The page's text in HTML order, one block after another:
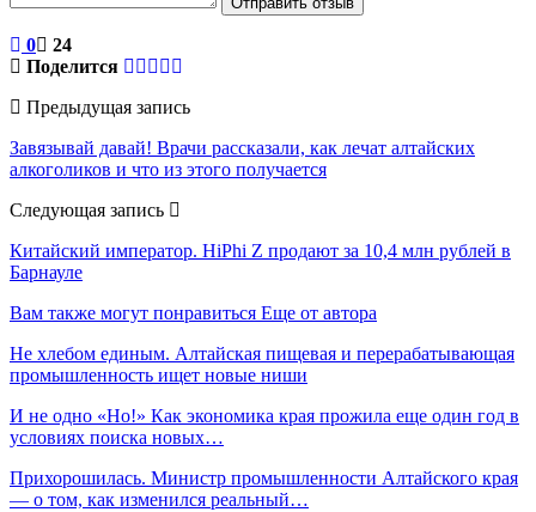
0
24
Поделится
Предыдущая запись
Завязывай давай! Врачи рассказали, как лечат алтайских
алкоголиков и что из этого получается
Следующая запись
Китайский император. HiPhi Z продают за 10,4 млн рублей в
Барнауле
Вам также могут понравиться Еще от автора
Не хлебом единым. Алтайская пищевая и перерабатывающая
промышленность ищет новые ниши
И не одно «Но!» Как экономика края прожила еще один год в
условиях поиска новых…
Прихорошилась. Министр промышленности Алтайского края
— о том, как изменился реальный…